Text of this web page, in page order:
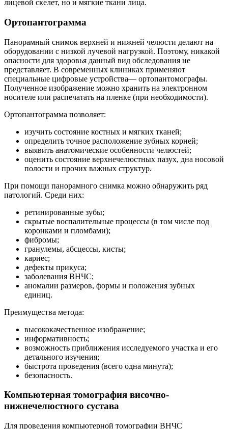
лицевой скелет, но и мягкие ткани лица.
Ортопантограмма
Панорамный снимок верхней и нижней челюсти делают на
оборудовании с низкой лучевой нагрузкой. Поэтому, никакой
опасности для здоровья данный вид обследования не
представляет. В современных клиниках применяют
специальные цифровые устройства— ортопантомографы.
Полученное изображение можно хранить на электронном
носителе или распечатать на пленке (при необходимости).
Ортопантограмма позволяет:
изучить состояние костных и мягких тканей;
определить точное расположение зубных корней;
выявить анатомические особенности челюстей;
оценить состояние верхнечелюстных пазух, дна носовой
полости и прочих важных структур.
При помощи панорамного снимка можно обнаружить ряд
патологий. Среди них:
ретинированные зубы;
скрытые воспалительные процессы (в том числе под
коронками и пломбами);
фибромы;
гранулемы, абсцессы, кисты;
кариес;
дефекты прикуса;
заболевания ВНЧС;
аномалии размеров, формы и положения зубных
единиц.
Преимущества метода:
высококачественное изображение;
информативность;
возможность приближения исследуемого участка и его
детального изучения;
быстрота проведения (всего одна минута);
безопасность.
Компьютерная томография височно-
нижнечелюстного сустава
Для проведения компьютерной томографии ВНЧС